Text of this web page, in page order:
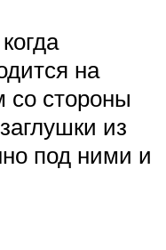
на
со стороны
из
под ними и